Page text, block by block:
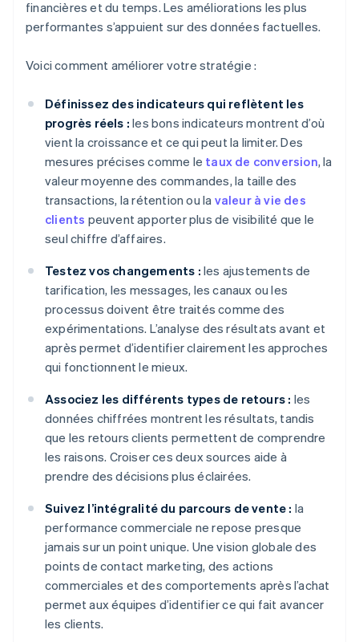
financières et du temps. Les améliorations les plus
performantes s’appuient sur des données factuelles.
Voici comment améliorer votre stratégie :
Définissez des indicateurs qui reflètent les
progrès réels : les bons indicateurs montrent d’où
vient la croissance et ce qui peut la limiter. Des
mesures précises comme le taux de conversion, la
valeur moyenne des commandes, la taille des
transactions, la rétention ou la valeur à vie des
clients peuvent apporter plus de visibilité que le
seul chiffre d’affaires.
Testez vos changements : les ajustements de
tarification, les messages, les canaux ou les
processus doivent être traités comme des
expérimentations. L’analyse des résultats avant et
après permet d’identifier clairement les approches
qui fonctionnent le mieux.
Associez les différents types de retours : les
données chiffrées montrent les résultats, tandis
que les retours clients permettent de comprendre
les raisons. Croiser ces deux sources aide à
prendre des décisions plus éclairées.
Suivez l’intégralité du parcours de vente : la
performance commerciale ne repose presque
jamais sur un point unique. Une vision globale des
points de contact marketing, des actions
commerciales et des comportements après l’achat
permet aux équipes d’identifier ce qui fait avancer
les clients.